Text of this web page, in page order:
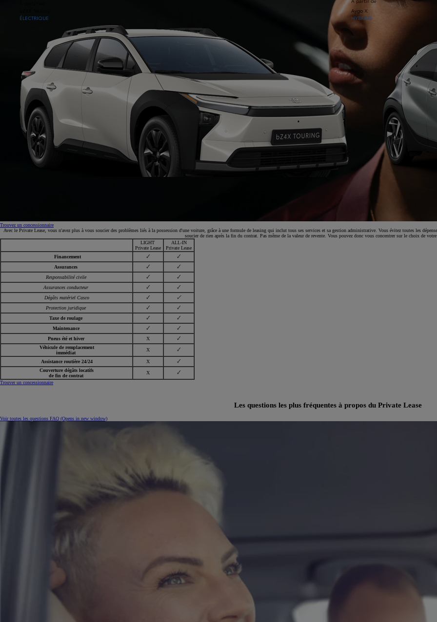
ÉLECTRIQUE
Aygo X
HYBRIDE
À partir de
Toyota C-HR
HYBRIDE
Yaris Cross
HYBRIDE
Trouvez un concessionnaire
Avec le Private Lease, vous n'avez plus à vous soucier des problèmes liés à la possession d'une voiture, grâce à une formule de leasing qui inclut tous ses services et sa gestion administrative. Vous évitez toutes les
soucier de rien après la fin du contrat. Pas même de la valeur de revente. Vous pouvez donc vous concentrer sur le choix de
LIGHT
Private Lease
ALL-IN
Private Lease
Financement
🗸
🗸
Assurances
🗸
🗸
Responsabilité civile
🗸
🗸
Assurances conducteur
🗸
🗸
Dégâts matériel Casco
🗸
🗸
Protection juridique
🗸
🗸
Taxe de roulage
🗸
🗸
Maintenance
🗸
🗸
Pneus été et hiver
X
🗸
Véhicule de remplacement
immédiat
X 🗸
Assistance routière 24/24 X
🗸
Couverture dégâts locatifs
de fin de contrat
X
🗸
Trouver un concessionnaire
Les questions les plus fréquentes à propos du Private Lease
Voir toutes les questions FAQ (Opens in new window)